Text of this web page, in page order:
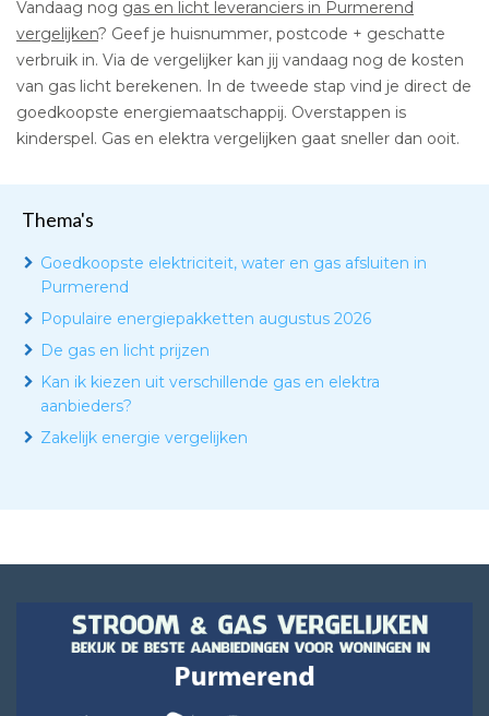
Vandaag nog gas en licht leveranciers in Purmerend
vergelijken? Geef je huisnummer, postcode + geschatte
verbruik in. Via de vergelijker kan jij vandaag nog de kosten
van gas licht berekenen. In de tweede stap vind je direct de
goedkoopste energiemaatschappij. Overstappen is
kinderspel. Gas en elektra vergelijken gaat sneller dan ooit.
Thema's
Goedkoopste elektriciteit, water en gas afsluiten in
Purmerend
Populaire energiepakketten augustus 2026
De gas en licht prijzen
Kan ik kiezen uit verschillende gas en elektra
aanbieders?
Zakelijk energie vergelijken